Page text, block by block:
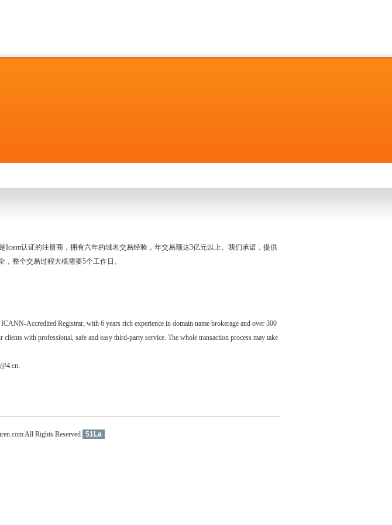
Icann认证的注册商，拥有六年的域名交易经验，年交易额达3亿元以上。我们承诺，提供
整个交易过程大概需要5个工作日。
Accredited Registrar, with 6 years rich experience in domain name brokerage and over 300
with professional, safe and easy third-party service. The whole transaction process may take
All Rights Reserved 51La